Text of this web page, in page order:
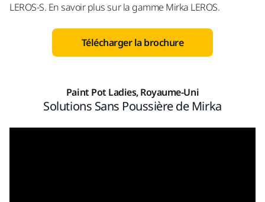
LEROS-S. En savoir plus sur la gamme Mirka LEROS.
Télécharger la brochure
Paint Pot Ladies, Royaume-Uni
Solutions Sans Poussière de Mirka